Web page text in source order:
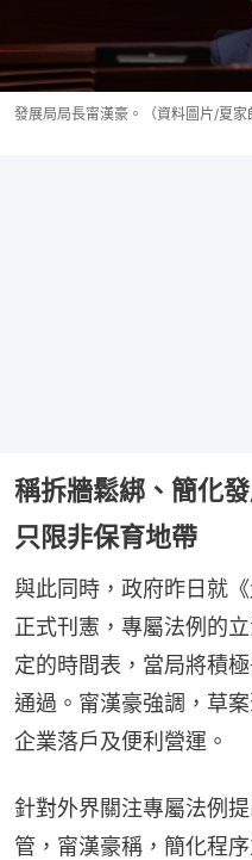
發展局局長甯漢豪。（資料圖片/夏家
稱拆牆鬆綁、簡化
只限非保育地帶
與此同時，政府昨日就
正式刊憲，專屬法例的
定的時間表，當局將積
通過。甯漢豪強調，草
企業落戶及便利營運。
針對外界關注專屬法例
管，甯漢豪稱，簡化程